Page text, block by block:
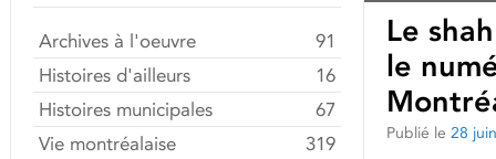
Le
le
Publié le 28
Archives à l'oeuvre
91
Histoires d'ailleurs
16
Histoires municipales
67
Vie montréalaise
319